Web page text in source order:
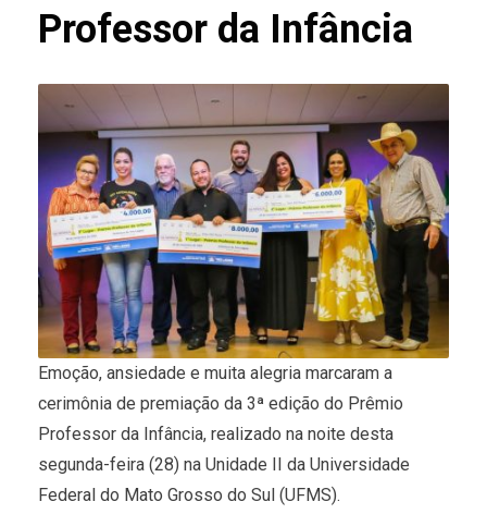
Professor da Infância
Emoção, ansiedade e muita alegria marcaram a
cerimônia de premiação da 3ª edição do Prêmio
Professor da Infância, realizado na noite desta
segunda-feira (28) na Unidade II da Universidade
Federal do Mato Grosso do Sul (UFMS).